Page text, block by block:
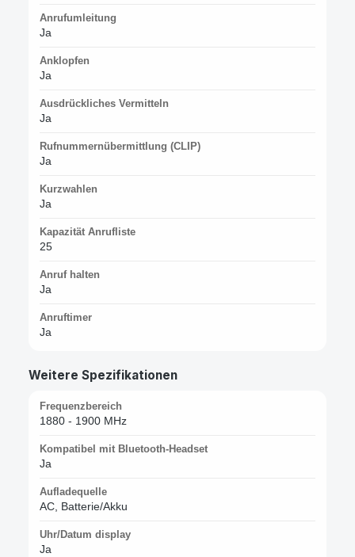
Anrufumleitung
Ja
Anklopfen
Ja
Ausdrückliches Vermitteln
Ja
Rufnummernübermittlung (CLIP)
Ja
Kurzwahlen
Ja
Kapazität Anrufliste
25
Anruf halten
Ja
Anruftimer
Ja
Weitere Spezifikationen
Frequenzbereich
1880 - 1900 MHz
Kompatibel mit Bluetooth-Headset
Ja
Aufladequelle
AC, Batterie/Akku
Uhr/Datum display
Ja